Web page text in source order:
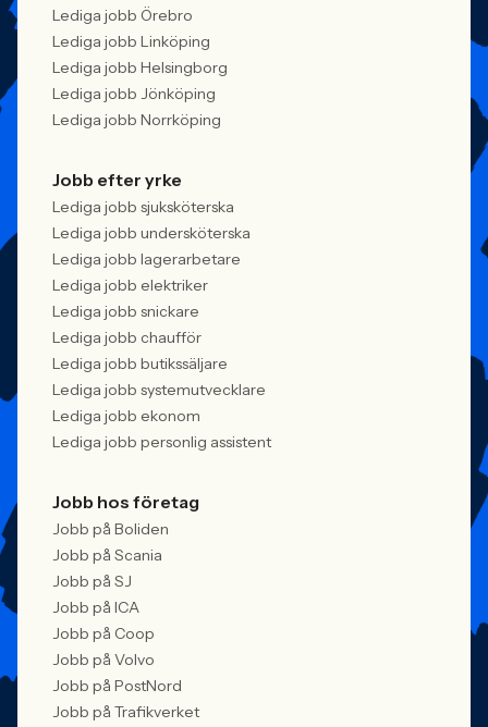
Lediga jobb Örebro
Lediga jobb Linköping
Lediga jobb Helsingborg
Lediga jobb Jönköping
Lediga jobb Norrköping
Jobb efter yrke
Lediga jobb sjuksköterska
Lediga jobb undersköterska
Lediga jobb lagerarbetare
Lediga jobb elektriker
Lediga jobb snickare
Lediga jobb chaufför
Lediga jobb butikssäljare
Lediga jobb systemutvecklare
Lediga jobb ekonom
Lediga jobb personlig assistent
Jobb hos företag
Jobb på Boliden
Jobb på Scania
Jobb på SJ
Jobb på ICA
Jobb på Coop
Jobb på Volvo
Jobb på PostNord
Jobb på Trafikverket